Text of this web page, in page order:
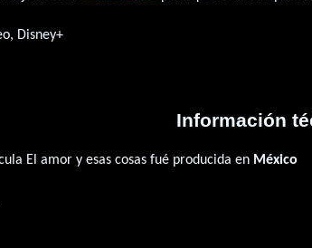
Disney+
Información
El amor y esas cosas fué producida en México